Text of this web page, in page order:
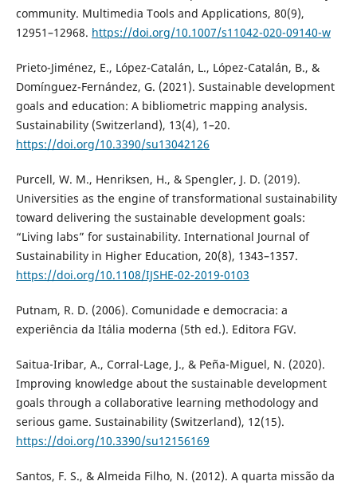
community. Multimedia Tools and Applications, 80(9),
12951–12968. https://doi.org/10.1007/s11042-020-09140-w
Prieto-Jiménez, E., López-Catalán, L., López-Catalán, B., &
Domínguez-Fernández, G. (2021). Sustainable development
goals and education: A bibliometric mapping analysis.
Sustainability (Switzerland), 13(4), 1–20.
https://doi.org/10.3390/su13042126
Purcell, W. M., Henriksen, H., & Spengler, J. D. (2019).
Universities as the engine of transformational sustainability
toward delivering the sustainable development goals:
“Living labs” for sustainability. International Journal of
Sustainability in Higher Education, 20(8), 1343–1357.
https://doi.org/10.1108/IJSHE-02-2019-0103
Putnam, R. D. (2006). Comunidade e democracia: a
experiência da Itália moderna (5th ed.). Editora FGV.
Saitua-Iribar, A., Corral-Lage, J., & Peña-Miguel, N. (2020).
Improving knowledge about the sustainable development
goals through a collaborative learning methodology and
serious game. Sustainability (Switzerland), 12(15).
https://doi.org/10.3390/su12156169
Santos, F. S., & Almeida Filho, N. (2012). A quarta missão da